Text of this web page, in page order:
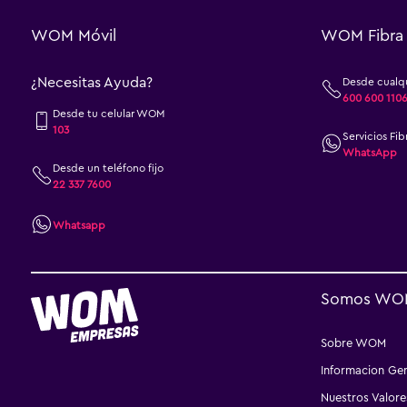
WOM Móvil
¿Necesitas Ayuda?
Desde tu celular WOM
103
Desde un teléfono fijo
22 337 7600
Whatsapp
WOM Fibra
Desde
600 600 1106
Servicios
WhatsApp
Somos
Sobre WOM
Informacion
Nuestros